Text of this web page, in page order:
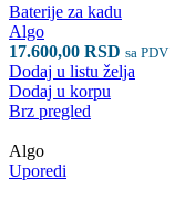
Baterije za kadu
Algo
17.600,00 RSD sa PDV
Dodaj u listu želja
Dodaj u korpu
Brz pregled
Algo
Uporedi